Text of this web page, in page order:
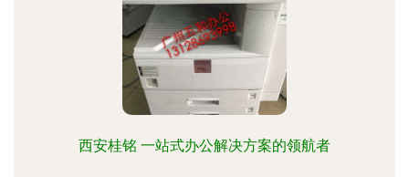
西安桂铭 一站式办公解决方案的领航者